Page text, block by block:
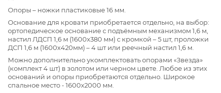
Опоры – ножки пластиковые 16 мм.
Основание для кровати приобретается отдельно, на выбор:
ортопедическое основание с подъёмным механизмом 1,6 м,
настил ЛДСП 1,6 м (1600x380 мм) с кромкой – 5 шт, проложки
ДСП 1,6 м (1600x420мм) – 4 шт или реечный настил 1,6 м.
Можно дополнительно укомплектовать опорами «Звезда»
(комплект 4 шт) в золотом или черном цвете. Любое из этих
оснований и опоры приобретаются отдельно. Широкое
спальное место - 1600x2000 мм.